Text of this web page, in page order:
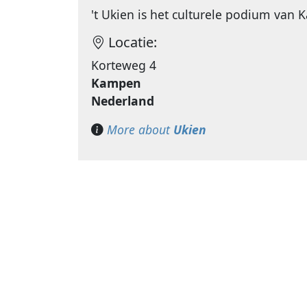
't Ukien is het culturele podium van
Locatie:
Korteweg 4
Kampen
Nederland
More about Ukien